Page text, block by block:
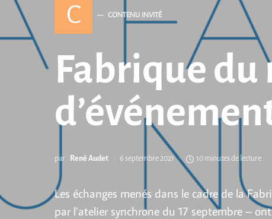
C CONTENU INVITÉ
Fabrique du
par René Audet 6 septembre 2021 10 minutes de lecture
Les échanges menés dans le cadre de la
par l’atelier synchrone du 17 septembre –